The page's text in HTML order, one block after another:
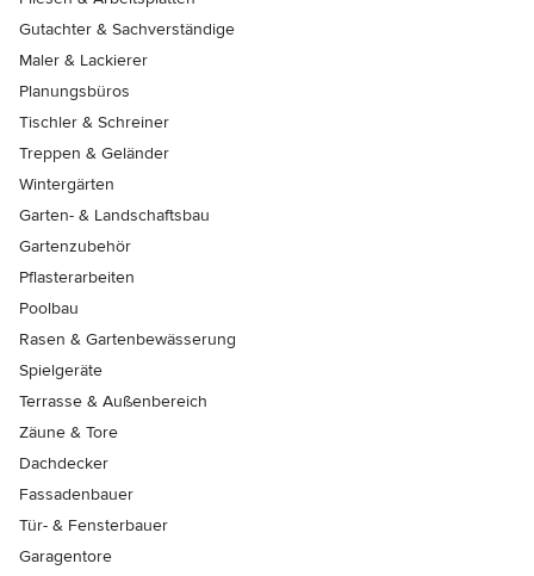
Gutachter & Sachverständige
Maler & Lackierer
Planungsbüros
Tischler & Schreiner
Treppen & Geländer
Wintergärten
Garten- & Landschaftsbau
Gartenzubehör
Pflasterarbeiten
Poolbau
Rasen & Gartenbewässerung
Spielgeräte
Terrasse & Außenbereich
Zäune & Tore
Dachdecker
Fassadenbauer
Tür- & Fensterbauer
Garagentore